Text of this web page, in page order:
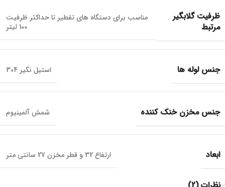
ظرفیت گلابگیر
مرتبط
مناسب برای دستگاه های تقطیر تا حداکثر ظرفیت
100 لیتر
جنس لوله ها استیل نگیر 304
جنس مخزن خنک کننده شمش آلمینیوم
ابعاد ارتفاع 32 و قطر مخزن 27 سانتی متر